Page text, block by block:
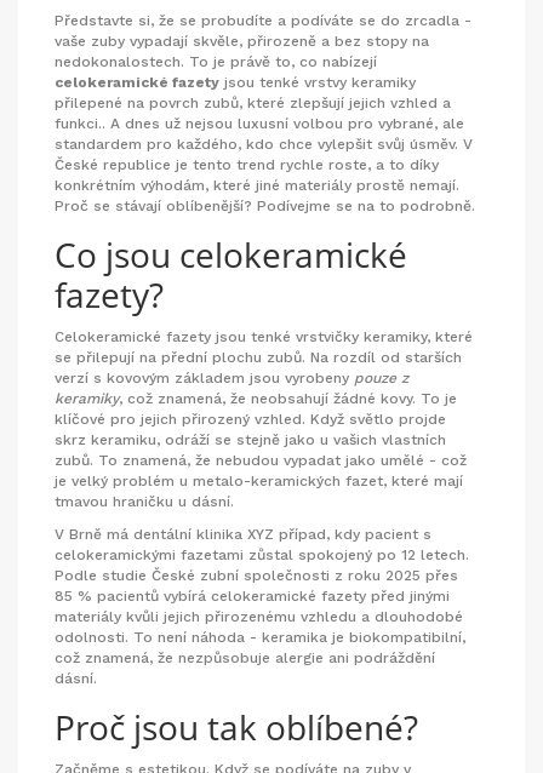
Představte si, že se probudíte a podíváte se do zrcadla -
vaše zuby vypadají skvěle, přirozeně a bez stopy na
nedokonalostech. To je právě to, co nabízejí
celokeramické fazety jsou tenké vrstvy keramiky
přilepené na povrch zubů, které zlepšují jejich vzhled a
funkci.. A dnes už nejsou luxusní volbou pro vybrané, ale
standardem pro každého, kdo chce vylepšit svůj úsměv. V
České republice je tento trend rychle roste, a to díky
konkrétním výhodám, které jiné materiály prostě nemají.
Proč se stávají oblíbenější? Podívejme se na to podrobně.
Co jsou celokeramické
fazety?
Celokeramické fazety jsou tenké vrstvičky keramiky, které
se přilepují na přední plochu zubů. Na rozdíl od starších
verzí s kovovým základem jsou vyrobeny pouze z
keramiky, což znamená, že neobsahují žádné kovy. To je
klíčové pro jejich přirozený vzhled. Když světlo projde
skrz keramiku, odráží se stejně jako u vašich vlastních
zubů. To znamená, že nebudou vypadat jako umělé - což
je velký problém u metalo-keramických fazet, které mají
tmavou hraničku u dásní.
V Brně má dentální klinika XYZ případ, kdy pacient s
celokeramickými fazetami zůstal spokojený po 12 letech.
Podle studie České zubní společnosti z roku 2025 přes
85 % pacientů vybírá celokeramické fazety před jinými
materiály kvůli jejich přirozenému vzhledu a dlouhodobé
odolnosti. To není náhoda - keramika je biokompatibilní,
což znamená, že nezpůsobuje alergie ani podráždění
dásní.
Proč jsou tak oblíbené?
Začněme s estetikou. Když se podíváte na zuby v